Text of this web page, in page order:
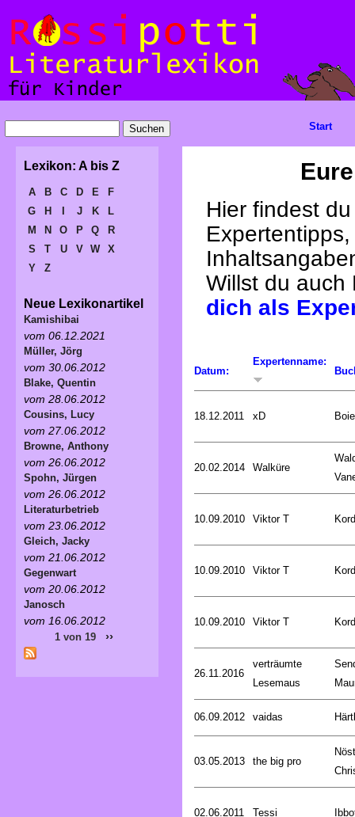
Hier findest
Willst du
dich als
Datum:
Expertenname:
18.12.2011 xD
20.02.2014 Walküre
10.09.2010 Viktor T
10.09.2010 Viktor T
10.09.2010 Viktor T
26.11.2016
verträumte
Lesemaus
06.09.2012 vaidas
03.05.2013 the big pro
02.06.2011 Tessi
Start
Lexikon: A bis Z
A B C D E
F
G
H J K
L
M
N O P Q
R
S
T U V W
X
Y
Z
Neue Lexikonartikel
Kamishibai
vom 06.12.2021
Müller, Jörg
vom 30.06.2012
Blake, Quentin
vom 28.06.2012
Cousins, Lucy
vom 27.06.2012
Browne, Anthony
vom 26.06.2012
Spohn, Jürgen
vom 26.06.2012
Literaturbetrieb
vom 23.06.2012
Gleich, Jacky
vom 21.06.2012
Gegenwart
vom 20.06.2012
Janosch
vom 16.06.2012
1 von 19 ››